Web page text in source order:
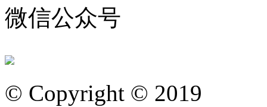
微信公众号
© Copyright © 2019